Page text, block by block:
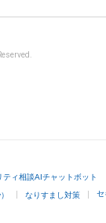
ティ相談AIチャットボット
なりすまし対策 セ